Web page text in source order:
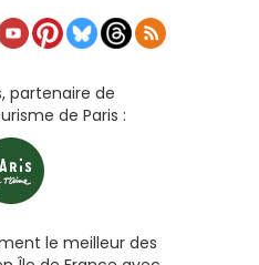
partenaire de
de Paris :
le meilleur des